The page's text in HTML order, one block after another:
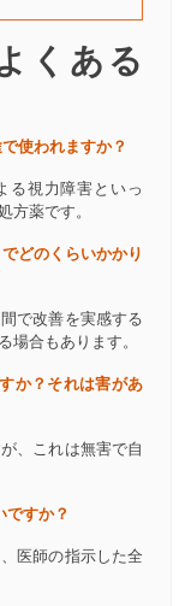
くある
使われますか？
る視力障害といっ
方薬です。
どのくらいかかり
で改善を実感する
合もあります。
か？それは害があ
、これは無害で自
ですか？
医師の指示した全